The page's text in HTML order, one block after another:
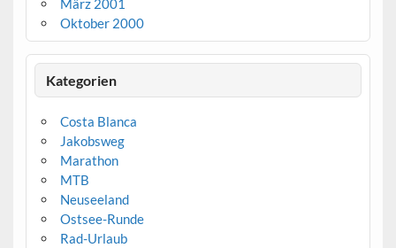
März 2001
Oktober 2000
Kategorien
Costa Blanca
Jakobsweg
Marathon
MTB
Neuseeland
Ostsee-Runde
Rad-Urlaub